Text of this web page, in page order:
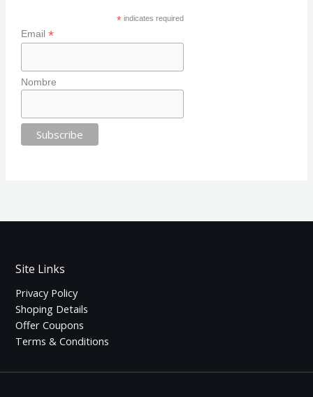
*indicates required
Email *
Nombre
Site Links
Privacy Policy
Shoping Details
Offer Coupons
Terms & Conditions